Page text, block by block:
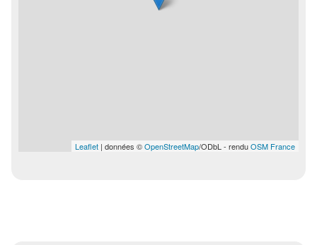
Leaflet | données ©OpenStreetMap/ODbL - renduOSM France